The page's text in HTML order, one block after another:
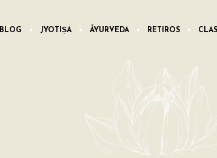
BLOG JYOTIṢA ĀYURVEDA RETIROS